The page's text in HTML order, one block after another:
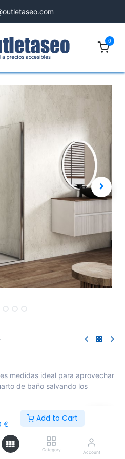
€
Add to Cart
Category Account
0
medidas ideal para aprovechar
de baño salvando los